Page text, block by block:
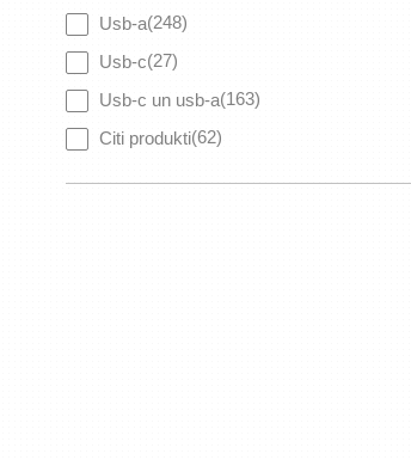
Usb-a(248)
Usb-c(27)
Usb-c un usb-a(163)
Citi produkti(62)